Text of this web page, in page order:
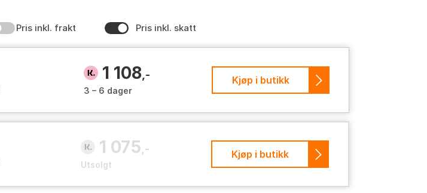
Pris inkl. frakt Pris inkl. skatt
1 108 ,-
3 – 6 dager
Kjøp i butikk
1 075 ,-
Utsolgt
Kjøp i butikk